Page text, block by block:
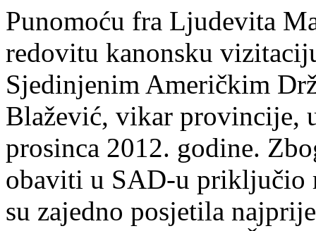
Punomoću fra Ljudevita
redovitu kanonsku
Sjedinjenim Američkim
Blažević, vikar provincije,
prosinca 2012. godine.
obaviti u SAD-u priključio
su zajedno posjetila